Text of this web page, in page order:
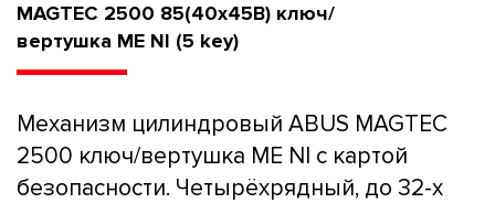
MAGTEC 2500 85(40x45В) ключ/
вертушка ME NI (5 key)
Механизм цилиндровый ABUS MAGTEC
2500 ключ/вертушка ME NI с картой
безопасности. Четырёхрядный, до 32-х